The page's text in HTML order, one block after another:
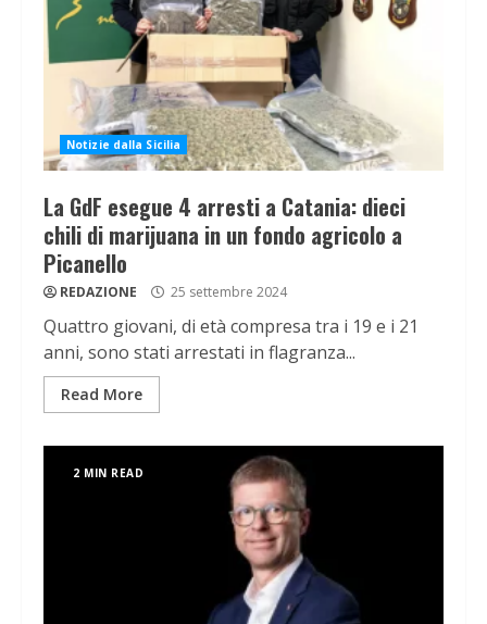
Notizie dalla Sicilia
La GdF esegue 4 arresti a Catania: dieci
chili di marijuana in un fondo agricolo a
Picanello
REDAZIONE 25 settembre 2024
Quattro giovani, di età compresa tra i 19 e i 21
anni, sono stati arrestati in flagranza...
Read More
2 MIN READ